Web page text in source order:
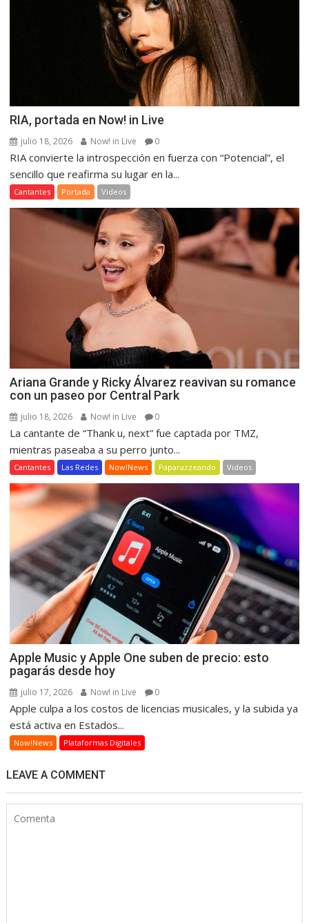
RIA, portada en Now! in Live
julio 18, 2026 Now! in Live 0
RIA convierte la introspección en fuerza con “Potencial”, el
sencillo que reafirma su lugar en la...
Cantantes Portada Videos
Ariana Grande y Ricky Álvarez reavivan su romance
con un paseo por Central Park
julio 18, 2026 Now! in Live 0
La cantante de “Thank u, next” fue captada por TMZ,
mientras paseaba a su perro junto...
Cantantes Las Redes Now!News Paparazzeando Videos
Apple Music y Apple One suben de precio: esto
pagarás desde hoy
julio 17, 2026 Now! in Live 0
Apple culpa a los costos de licencias musicales, y la subida ya
está activa en Estados...
Now!News Plataformas Digitales
LEAVE A COMMENT